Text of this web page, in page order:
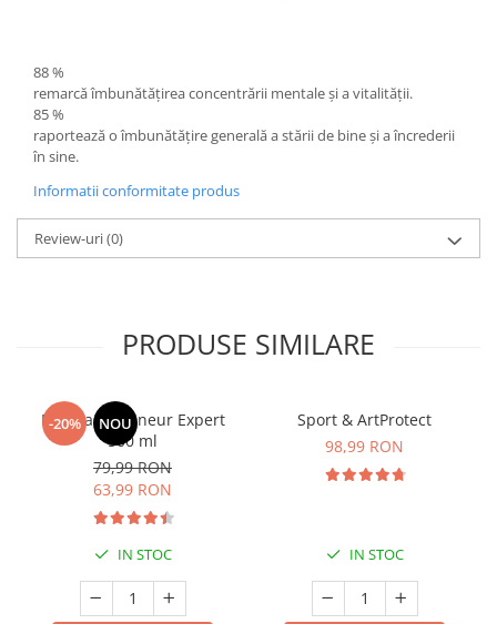
88 %
remarcă îmbunătățirea concentrării mentale și a vitalității.
85 %
raportează o îmbunătățire generală a stării de bine și a încrederii
în sine.
Informatii conformitate produs
Review-uri(0)
PRODUSE SIMILARE
-20% NOU
Manhaē Draineur Expert
500 ml
79,99 RON
63,99 RON
IN STOC
Sport & ArtProtect
98,99 RON
IN STOC